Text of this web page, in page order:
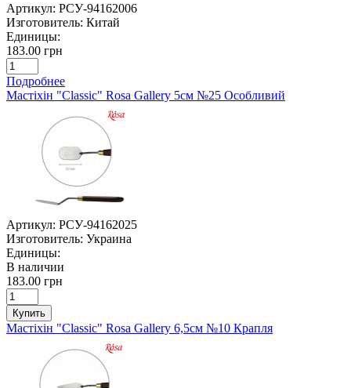
Артикул: РСУ-94162006
Изготовитель: Китай
Единицы:
183.00 грн
Подробнее
Мастіхін "Classic" Rosa Gallery 5см №25 Особливий
Артикул: РСУ-94162025
Изготовитель: Украина
Единицы:
В наличии
183.00 грн
Купить
Мастіхін "Classic" Rosa Gallery 6,5см №10 Крапля